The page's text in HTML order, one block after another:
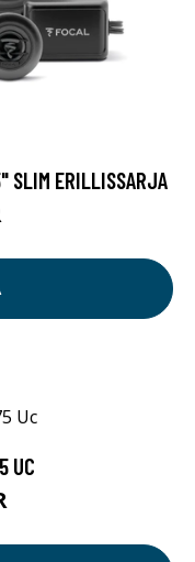
SLIM ERILLISSARJA
UC